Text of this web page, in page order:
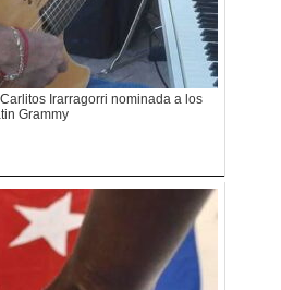
Irarragorri nominada a los
Grammy